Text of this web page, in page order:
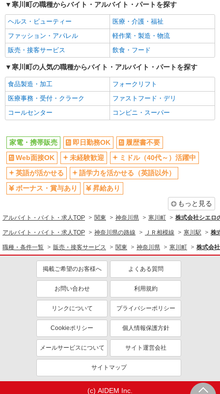
ミドル（40代～）活躍中
英語が活かせる
語学力を活かせる（英語以外）
ボーナス・賞与あり
昇給あり
日払い
週払い
10時～勤務OK
髪型・髪色自由
ネイルOK
ピアスOK
駅直結・駅チカ
車通勤OK
バイク通勤OK
交通費支給
社会保険あり
制服貸与
社員登用あり
同じ職種から求人を探す
販売・接客サービス
家電・携帯販売
同じ特徴から求人を探す
未経験歓迎
ミドル（40代～）活躍中
英語が活かせる
ボーナス・賞与あり
車通勤OK
社会保険あり
寒川町の職種からバイト・アルバイト・パートを探す
ヘルス・ビューティー
医療・介護・福祉
ファッション・アパレル
軽作業・製造・物流
販売・接客サービス
飲食・フード
寒川町の人気の職種からバイト・アルバイト・パートを探す
食品製造・加工
フォークリフト
医療事務・受付・クラーク
ファストフード・デリ
コールセンター
コンビニ・スーパー
家電・携帯販売 即日勤務OK
履歴書不要
Web面接OK
未経験歓迎
ミドル（40代～）活躍中
英語が活かせる
語学力を活かせる（英語以外）
ボーナス・賞与あり
昇給あり
もっと見る
アルバイト・バイト・求人TOP 関東 神奈川県 寒川町 株式会社シエロ
アルバイト・バイト・求人TOP 神奈川県の路線 ＪＲ相模線 寒川駅 株
職種・条件一覧 販売・接客サービス 関東 神奈川県 寒川町 株式会
掲載ご希望のお客様へ よくある質問
お問い合わせ 利用規約
リンクについて プライバシーポリシー
Cookieポリシー 個人情報保護方針
メールサービスについて サイト運営会社
サイトマップ
(c) AIDEM Inc.